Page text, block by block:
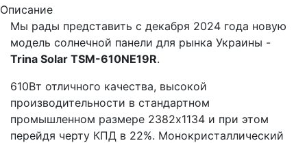
Описание
Мы рады представить с декабря 2024 года новую
модель солнечной панели для рынка Украины -
Trina Solar TSM-610NE19R.
610Вт отличного качества, высокой
производительности в стандартном
промышленном размере 2382х1134 и при этом
перейдя черту КПД в 22%. Монокристаллический